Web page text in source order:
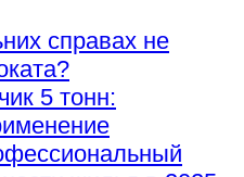
справах не
5 тонн: